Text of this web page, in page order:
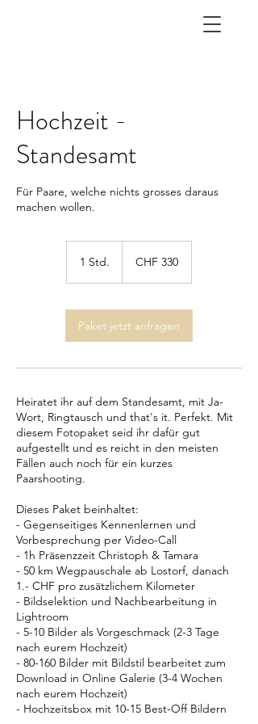
Hochzeit -
Standesamt
Für Paare, welche nichts grosses daraus
machen wollen.
1 Std.
d
Franken
CHF 330
Paket jetzt anfragen
Heiratet ihr auf dem Standesamt, mit Ja-
Wort, Ringtausch und that's it. Perfekt. Mit
diesem Fotopaket seid ihr dafür gut
aufgestellt und es reicht in den meisten
Fällen auch noch für ein kurzes
Paarshooting.
Dieses Paket beinhaltet:
- Gegenseitiges Kennenlernen und
Vorbesprechung per Video-Call
- 1h Präsenzzeit Christoph & Tamara
- 50 km Wegpauschale ab Lostorf, danach
1.- CHF pro zusätzlichem Kilometer
- Bildselektion und Nachbearbeitung in
Lightroom
- 5-10 Bilder als Vorgeschmack (2-3 Tage
nach eurem Hochzeit)
- 80-160 Bilder mit Bildstil bearbeitet zum
Download in Online Galerie (3-4 Wochen
nach eurem Hochzeit)
- Hochzeitsbox mit 10-15 Best-Off Bildern